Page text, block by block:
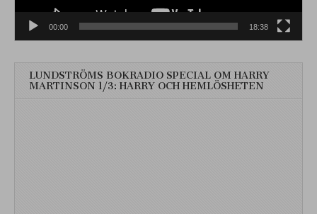
00:00 18:38
LUNDSTRÖMS BOKRADIO SPECIAL OM HARRY
MARTINSON 1/3: HARRY OCH HEMLÖSHETEN